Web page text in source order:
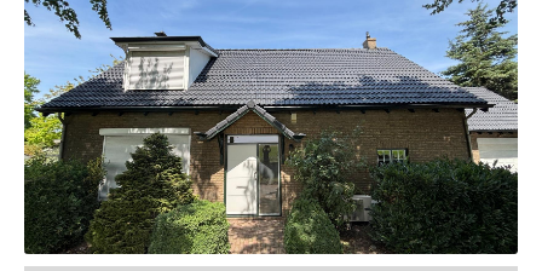
Bekijk project